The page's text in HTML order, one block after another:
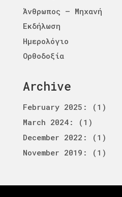
Άνθρωπος – Μηχανή
Εκδήλωση
Ημερολόγιο
Ορθοδοξία
Archive
February 2025 : (1)
March 2024: (1)
December 2022 : (1)
November 2019 : (1)